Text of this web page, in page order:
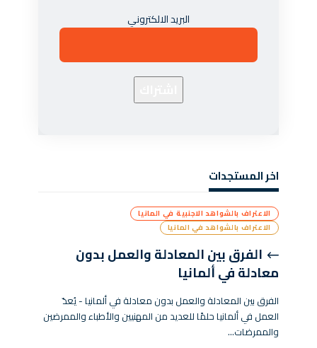
البريد الالكتروني
اخر المستجدات
الاعتراف بالشواهد الاجنبية في المانيا
الاعتراف بالشواهد في المانيا
الفرق بين المعادلة والعمل بدون
معادلة في ألمانيا
الفرق بين المعادلة والعمل بدون معادلة في ألمانيا - يُعدّ
العمل في ألمانيا حلمًا للعديد من المهنيين والأطباء والممرضين
والممرضات…